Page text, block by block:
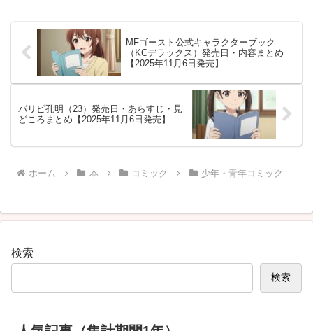
ゃれで特別な印刷のことを大特集
してるの。しかも実物の印刷サ
ン...
MFゴースト公式キャラクターブック
（KCデラックス）発売日・内容まとめ
【2025年11月6日発売】
パリピ孔明（23）発売日・あらすじ・見
どころまとめ【2025年11月6日発売】
ホーム 本 コミック 少年・青年コミック
検索
検索